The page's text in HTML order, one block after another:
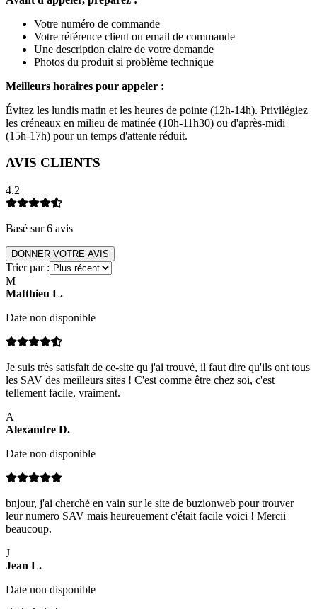
Votre numéro de commande
Votre référence client ou email de commande
Une description claire de votre demande
Photos du produit si problème technique
Meilleurs horaires pour appeler :
Évitez les lundis matin et les heures de pointe (12h-14h). Privilégiez
les créneaux en milieu de matinée (10h-11h30) ou d'après-midi
(15h-17h) pour un temps d'attente réduit.
AVIS CLIENTS
4.2
Basé sur6 avis
DONNER VOTRE AVIS
Trier par :
M
Matthieu L.
Date non disponible
Je suis très satisfait de ce-site qu j'ai trouvé, il faut dire qu'ils ont tous
les SAV des meilleurs sites ! C'est comme être chez soi, c'est
tellement facile, vraiment.
A
Alexandre D.
Date non disponible
bnjour, j'ai cherché en vain sur le site de buzionweb pour trouver
leur numero SAV mais heureuement c'était facile voici ! Mercii
beaucoup.
J
Jean L.
Date non disponible